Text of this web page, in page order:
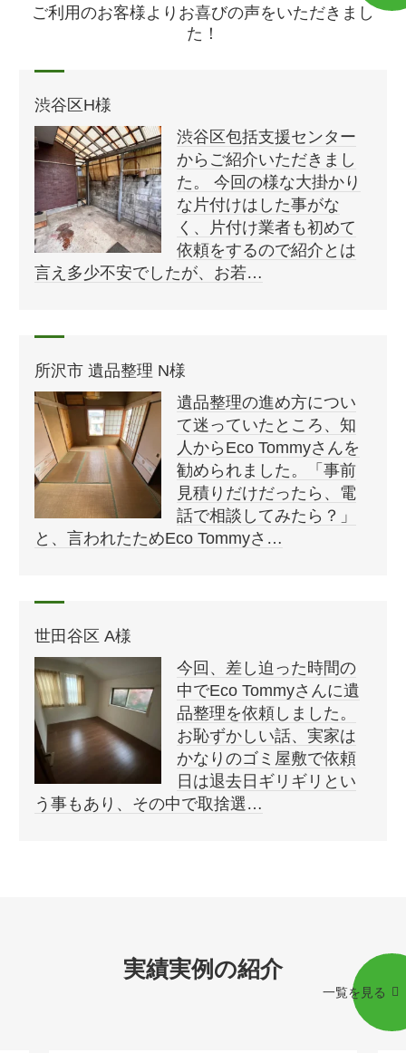
ご利用のお客様よりお喜びの声をいただきまし
た！
渋谷区H様
渋谷区包括支援センター
からご紹介いただきまし
た。 今回の様な大掛かり
な片付けはした事がな
く、片付け業者も初めて
依頼をするので紹介とは
言え多少不安でしたが、お若…
所沢市 遺品整理 N様
遺品整理の進め方につい
て迷っていたところ、知
人からEco Tommyさんを
勧められました。「事前
見積りだけだったら、電
話で相談してみたら？」
と、言われたためEco Tommyさ…
世田谷区 A様
今回、差し迫った時間の
中でEco Tommyさんに遺
品整理を依頼しました。
お恥ずかしい話、実家は
かなりのゴミ屋敷で依頼
日は退去日ギリギリとい
う事もあり、その中で取捨選…
実績実例の紹介
一覧を見る